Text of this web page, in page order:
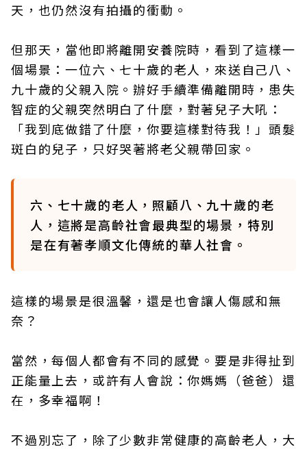
天，也仍然沒有拍攝的衝動。
但那天，當他即將離開安養院時，看到了這樣一
個場景：一位六、七十歲的老人，來送自己八、
九十歲的父親入院。辦好手續準備離開時，患失
智症的父親突然明白了什麼，對著兒子大吼：
「我到底做錯了什麼，你要這樣對待我！」頭髮
斑白的兒子，只好哭著將老父親帶回家。
六、七十歲的老人，照顧八、九十歲的老
人，這將是高齡社會最典型的場景，特別
是在有著孝順文化傳統的華人社會。
這樣的場景是很溫馨，還是也會讓人傷感和無
奈？
當然，每個人都會有不同的感覺。要是非得扯到
正能量上去，或許有人會說：你媽媽（爸爸）還
在，多幸福啊！
不過別忘了，除了少數非常健康的高齡老人，大